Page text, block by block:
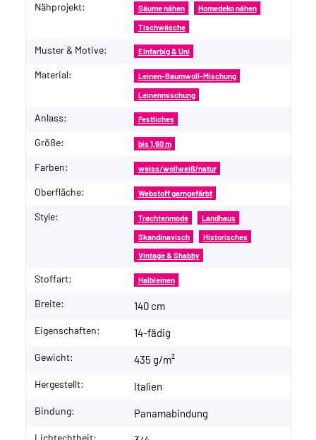
Produkteigenschaft
Wert
Nähprojekt: Säume nähen Homedeko nähen
Tischwäsche
Muster & Motive: Einfarbig & Uni
Material: Leinen-Baumwoll-Mischung
Leinenmischung
Anlass: Festliches
Größe: bis 1,60 m
Farben: weiss/wollweiß/natur
Oberfläche: Webstoff garngefärbt
Style: Trachtenmode Landhaus
Skandinavisch Historisches
Vintage & Shabby
Stoffart: Halbleinen
Breite: 140 cm
Eigenschaften: 14-fädig
Gewicht: 435 g/m²
Hergestellt: Italien
Bindung: Panamabindung